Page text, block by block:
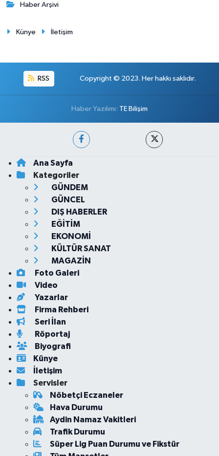
Haber Arşivi
Künye İletişim
RSS Copyright © 2023. Her hakkı saklıdır.
Haber Yazılımı: TE Bilişim
Ana Sayfa
Kategoriler
GÜNDEM
GÜNCEL
DIŞ HABERLER
EĞİTİM
EKONOMİ
KÜLTÜR SANAT
MAGAZİN
Foto Galeri
Video
Yazarlar
Firma Rehberi
Seri İlan
Röportaj
Biyografi
Künye
İletişim
Servisler
Nöbetçi Eczaneler
Hava Durumu
Aydin Namaz Vakitleri
Trafik Durumu
Süper Lig Puan Durumu ve Fikstür